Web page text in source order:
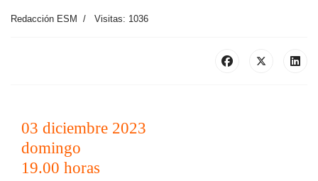
Redacción ESM Visitas: 1036
03 diciembre 2023
domingo
19.00 horas